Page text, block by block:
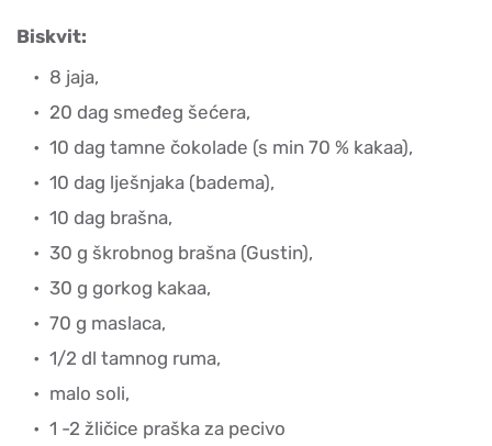
Biskvit:
8 jaja,
20 dag smeđeg šećera,
10 dag tamne čokolade (s min 70 % kakaa),
10 dag lješnjaka (badema),
10 dag brašna,
30 g škrobnog brašna (Gustin),
30 g gorkog kakaa,
70 g maslaca,
1/2 dl tamnog ruma,
malo soli,
1 -2 žličice praška za pecivo